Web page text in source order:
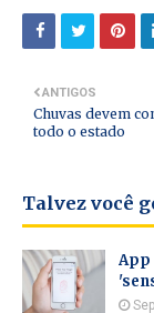
ANTIGOS
Chuvas devem
todo o estado
Talvez você
App